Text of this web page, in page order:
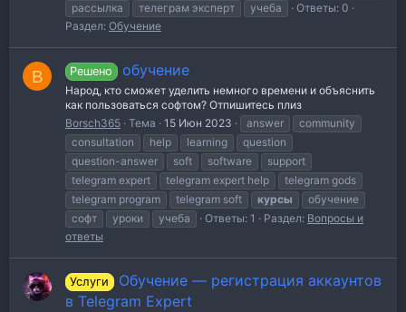
рассылка
телеграм эксперт учеба
Ответы: 0
Раздел: Обучение
B Решено обучение
Народ, кто сможет уделить немного времени и объяснить
как пользоваться софтом? Отпишитесь плиз
Borsch365 Тема 15 Июн 2023 answer
community
consultation
help learning
question
question-answer
soft software
support
telegram expert
telegram expert help
telegram gods
telegram program
telegram soft курсы
обучение
софт
уроки учеба Ответы: 1 Раздел: Вопросы и
ответы
Услуги
Обучение — регистрация аккаунтов
в Telegram Expert